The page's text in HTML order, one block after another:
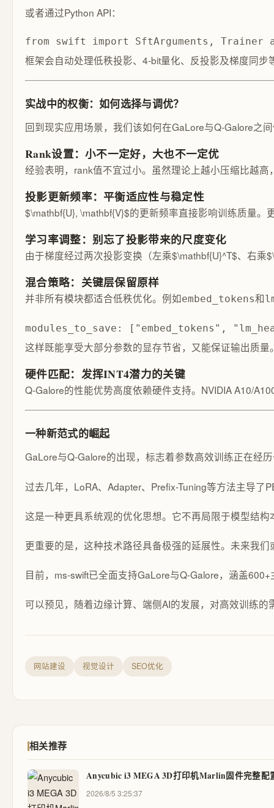
或者通过Python API：
from swift import SftArguments, Trainer
框架会自动处理低秩投影、4-bit量化、反投影及梯度同步
实战中的权衡：如何选择与调优？
回到现实应用场景，我们该如何在GaLore与Q-Galore之
Rank设置：小不一定好，大也不一定优
经验表明，rank值不宜过小。虽然理论上越小压缩比越
投影更新频率：平衡适应性与稳定性
$\mathbf{U}, \mathbf{V}$的更新频率直接影响训练质量
学习率调整：别忘了投影带来的尺度变化
由于梯度经过两次投影变换（左乘$\mathbf{U}^T$、右
混合策略：关键层保留原样
并非所有模块都适合低秩优化。例如embed_tokens和
modules_to_save: ["embed_tokens",
这样既能享受大部分参数的显存节省，又能保证输出质量
硬件匹配：发挥INT4潜力的关键
Q-Galore的性能优势高度依赖硬件支持。NVIDIA A10/
一种新范式的崛起
GaLore与Q-Galore的出现，标志着参数高效训练正在经
过去几年，LoRA、Adapter、Prefix-Tuning等方法主导
这是一种更具系统观的优化思想。它不再局限于模型结
更重要的是，这种技术路径具备极强的延展性。未来我
目前，ms-swift已全面支持GaLore与Q-Galore，涵盖
可以预见，随着边缘计算、端侧AI的发展，对高效训练
网站建设 视觉设计 SEO优化
相关推荐
Anycubic i3 MEGA 3D打印机Marlin固件完整配
2026/8/5 3:25:37